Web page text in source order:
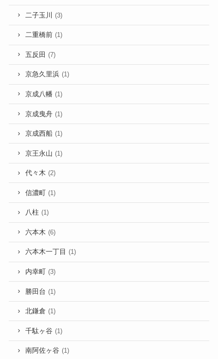
二子玉川 (3)
二重橋前 (1)
五反田 (7)
京急久里浜 (1)
京成八幡 (1)
京成曳舟 (1)
京成西船 (1)
京王永山 (1)
代々木 (2)
信濃町 (1)
八柱 (1)
六本木 (6)
六本木一丁目 (1)
内幸町 (3)
勝田台 (1)
北鎌倉 (1)
千駄ヶ谷 (1)
南阿佐ヶ谷 (1)